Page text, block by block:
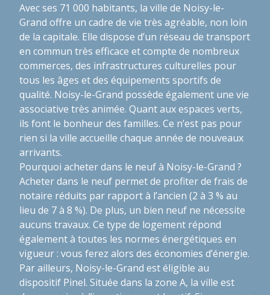
Avec ses 71 000 habitants, la ville de Noisy-le-
Grand offre un cadre de vie très agréable, non loin
de la capitale. Elle dispose d’un réseau de transport
en commun très efficace et compte de nombreux
commerces, des infrastructures culturelles pour
tous les âges et des équipements sportifs de
qualité. Noisy-le-Grand possède également une vie
associative très animée. Quant aux espaces verts,
ils font le bonheur des familles. Ce n’est pas pour
rien si la ville accueille chaque année de nouveaux
arrivants.
Pourquoi acheter dans le neuf à Noisy-le-Grand ?
Acheter dans le neuf permet de profiter de frais de
notaire réduits par rapport à l’ancien (2 à 3 % au
lieu de 7 à 8 %). De plus, un bien neuf ne nécessite
aucuns travaux. Ce type de logement répond
également à toutes les normes énergétiques en
vigueur : vous ferez alors des économies d’énergie.
Par ailleurs, Noisy-le-Grand est éligible au
dispositif Pinel. Située dans la zone A, la ville est